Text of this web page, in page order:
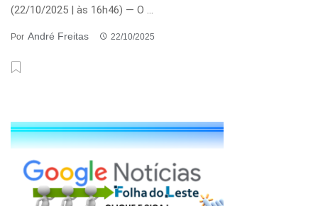
(22/10/2025 | às 16h46) — O ...
Por André Freitas 22/10/2025